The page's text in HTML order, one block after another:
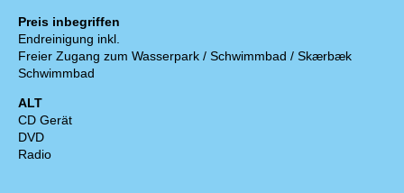
Preis inbegriffen
Endreinigung inkl.
Freier Zugang zum Wasserpark / Schwimmbad / Skærbæk
Schwimmbad
ALT
CD Gerät
DVD
Radio